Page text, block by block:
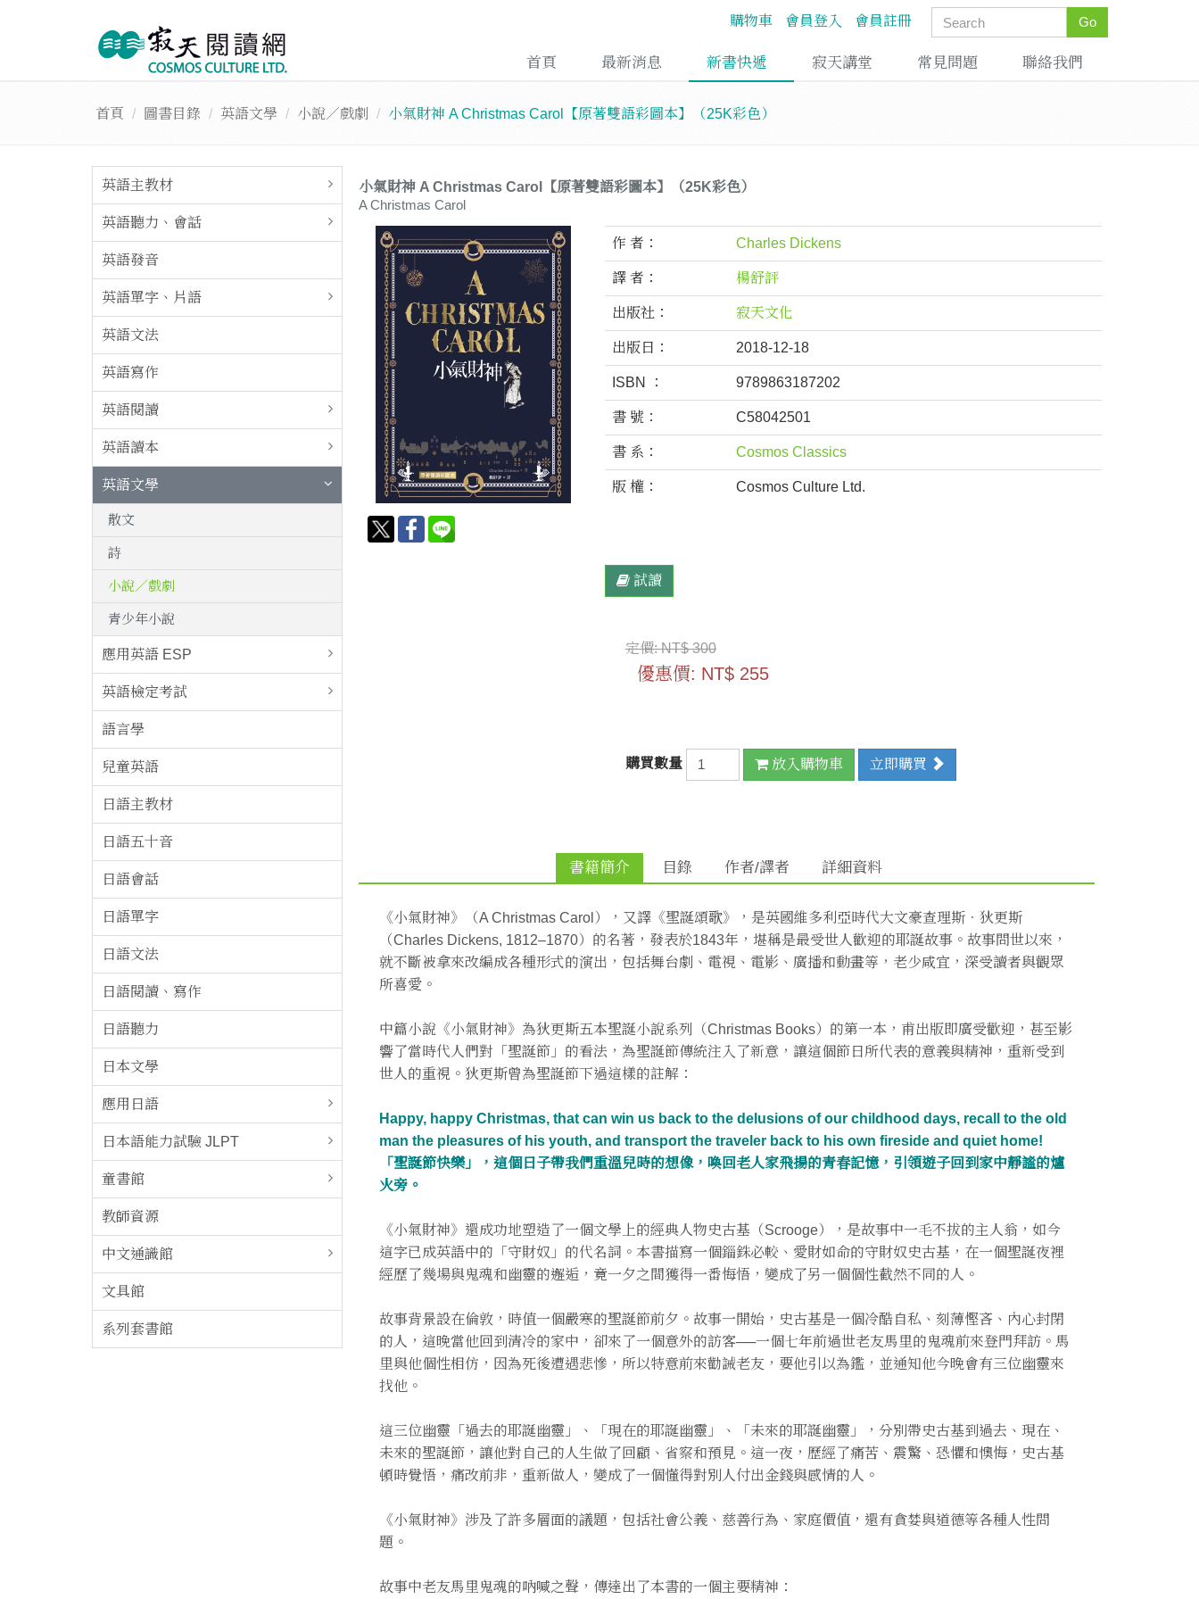
Go
購物車 會員登入 會員註冊
首頁 最新消息 新書快遞 寂天講堂 常見問題 聯絡我們
首頁 圖書目錄 英語文學 小說／戲劇 小氣財神 A Christmas Carol【原著雙語彩圖本】（25K彩色）
英語主教材
英語聽力、會話
英語發音
英語單字、片語
英語文法
英語寫作
英語閱讀
英語讀本
英語文學
散文
詩
小說／戲劇
青少年小說
應用英語 ESP
英語檢定考試
語言學
兒童英語
日語主教材
日語五十音
日語會話
日語單字
日語文法
日語閱讀、寫作
日語聽力
日本文學
應用日語
日本語能力試驗 JLPT
童書館
教師資源
中文通識館
文具館
系列套書館
小氣財神 A Christmas Carol【原著雙語彩圖本】（25K彩色）
A Christmas Carol
作 者： Charles Dickens
譯 者： 楊舒評
出版社： 寂天文化
出版日： 2018-12-18
ISBN ： 9789863187202
書 號： C58042501
書 系： Cosmos Classics
版 權： Cosmos Culture Ltd.
試讀
定價:NT$ 300
優惠價: NT$ 255
購買數量 放入購物車 立即購買
書籍簡介 目錄 作者/譯者 詳細資料
《小氣財神》（A Christmas Carol），又譯《聖誕頌歌》，是英國維多利亞時代大文豪查理斯．狄更斯
（Charles Dickens, 1812–1870）的名著，發表於1843年，堪稱是最受世人歡迎的耶誕故事。故事問世以來，
就不斷被拿來改編成各種形式的演出，包括舞台劇、電視、電影、廣播和動畫等，老少咸宜，深受讀者與觀眾
所喜愛。
中篇小說《小氣財神》為狄更斯五本聖誕小說系列（Christmas Books）的第一本，甫出版即廣受歡迎，甚至影
響了當時代人們對「聖誕節」的看法，為聖誕節傳統注入了新意，讓這個節日所代表的意義與精神，重新受到
世人的重視。狄更斯曾為聖誕節下過這樣的註解：
Happy, happy Christmas, that can win us back to the delusions of our childhood days, recall to the old
man the pleasures of his youth, and transport the traveler back to his own fireside and quiet home!
「聖誕節快樂」，這個日子帶我們重溫兒時的想像，喚回老人家飛揚的青春記憶，引領遊子回到家中靜謐的爐
火旁。
《小氣財神》還成功地塑造了一個文學上的經典人物史古基（Scrooge），是故事中一毛不拔的主人翁，如今
這字已成英語中的「守財奴」的代名詞。本書描寫一個錙銖必較、愛財如命的守財奴史古基，在一個聖誕夜裡
經歷了幾場與鬼魂和幽靈的邂逅，竟一夕之間獲得一番悔悟，變成了另一個個性截然不同的人。
故事背景設在倫敦，時值一個嚴寒的聖誕節前夕。故事一開始，史古基是一個冷酷自私、刻薄慳吝、內心封閉
的人，這晚當他回到清冷的家中，卻來了一個意外的訪客──一個七年前過世老友馬里的鬼魂前來登門拜訪。馬
里與他個性相仿，因為死後遭遇悲慘，所以特意前來勸誡老友，要他引以為鑑，並通知他今晚會有三位幽靈來
找他。
這三位幽靈「過去的耶誕幽靈」、「現在的耶誕幽靈」、「未來的耶誕幽靈」，分別帶史古基到過去、現在、
未來的聖誕節，讓他對自己的人生做了回顧、省察和預見。這一夜，歷經了痛苦、震驚、恐懼和懊悔，史古基
頓時覺悟，痛改前非，重新做人，變成了一個懂得對別人付出金錢與感情的人。
《小氣財神》涉及了許多層面的議題，包括社會公義、慈善行為、家庭價值，還有貪婪與道德等各種人性問
題。
故事中老友馬里鬼魂的吶喊之聲，傳達出了本書的一個主要精神：